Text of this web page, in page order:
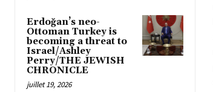
Erdoğan’s neo-
Ottoman Turkey is
becoming a threat to
Israel/Ashley
Perry/THE JEWISH
CHRONICLE
juillet 19, 2026